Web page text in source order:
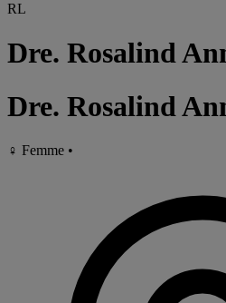
RL
Dre. Rosalind
Dre. Rosalind
♀ Femme •